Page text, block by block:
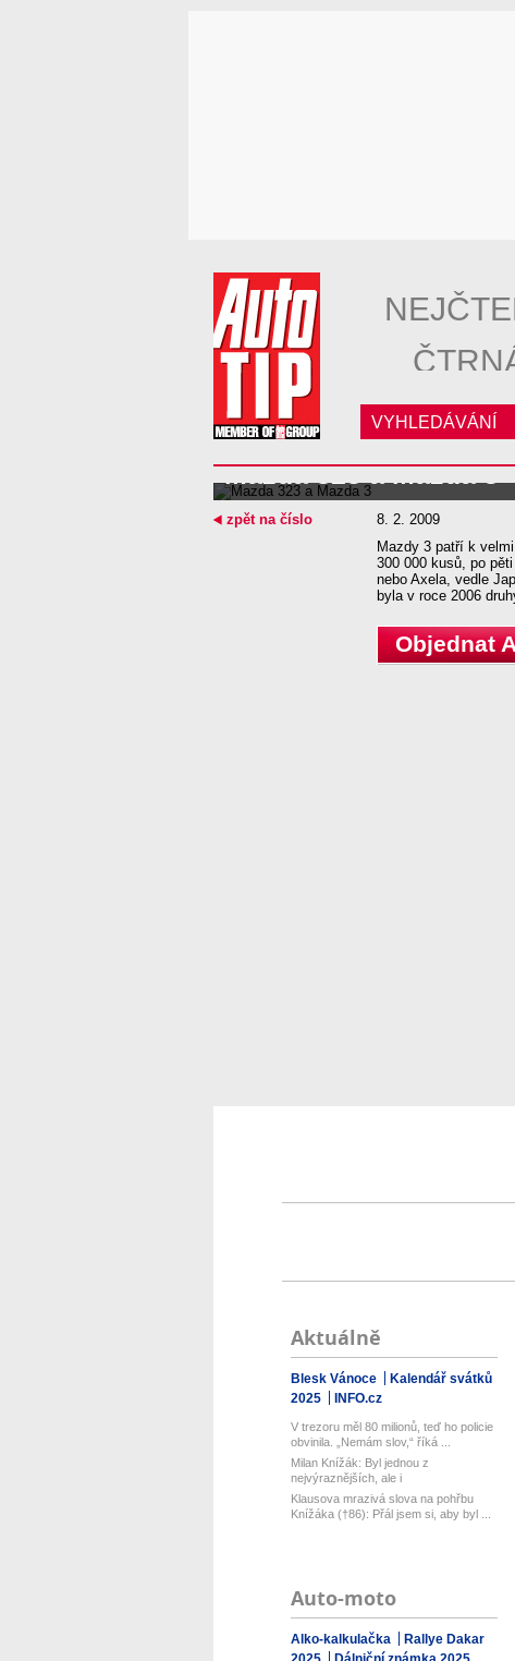
VYHLEDÁVÁNÍ
Mazda 323 a Mazda 3
8. 2. 2009
Mazdy 3 patří k
300 000 kusů, po
nebo Axela, vedle
byla v roce 2006
Objednat
zpět na číslo
Aktuálně
Blesk Vánoce
Kalendář svátků
2025
INFO.cz
V trezoru měl 80 milionů, teď ho policie
obvinila. „Nemám slov,“ říká ...
Milan Knížák: Byl jednou z
nejvýraznějších, ale i
nejkontroverznějších...
Klausova mrazivá slova na pohřbu
Knížáka (†86): Přál jsem si, aby byl ...
Auto-moto
Alko-kalkulačka
Rallye Dakar